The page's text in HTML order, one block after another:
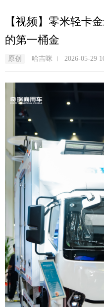
【视频】零米轻卡
的第一桶金
原创 哈吉咪 2026-05-29